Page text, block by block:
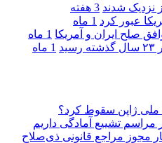
نزدیک شدند 3 هفته
1 ماه
صلح ایران و آمریکا 1 ماه
1 ماه
ملی ژاپن سقوط کرد؟
تشییع آمادگی داریم
مجوز مراجع قانونی ذی‌‏صلاح